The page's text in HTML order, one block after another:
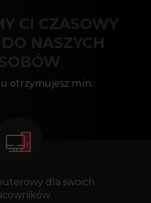
CI CZASOWY
DO NASZYCH
otrzymujesz m.in.:
dla swoich